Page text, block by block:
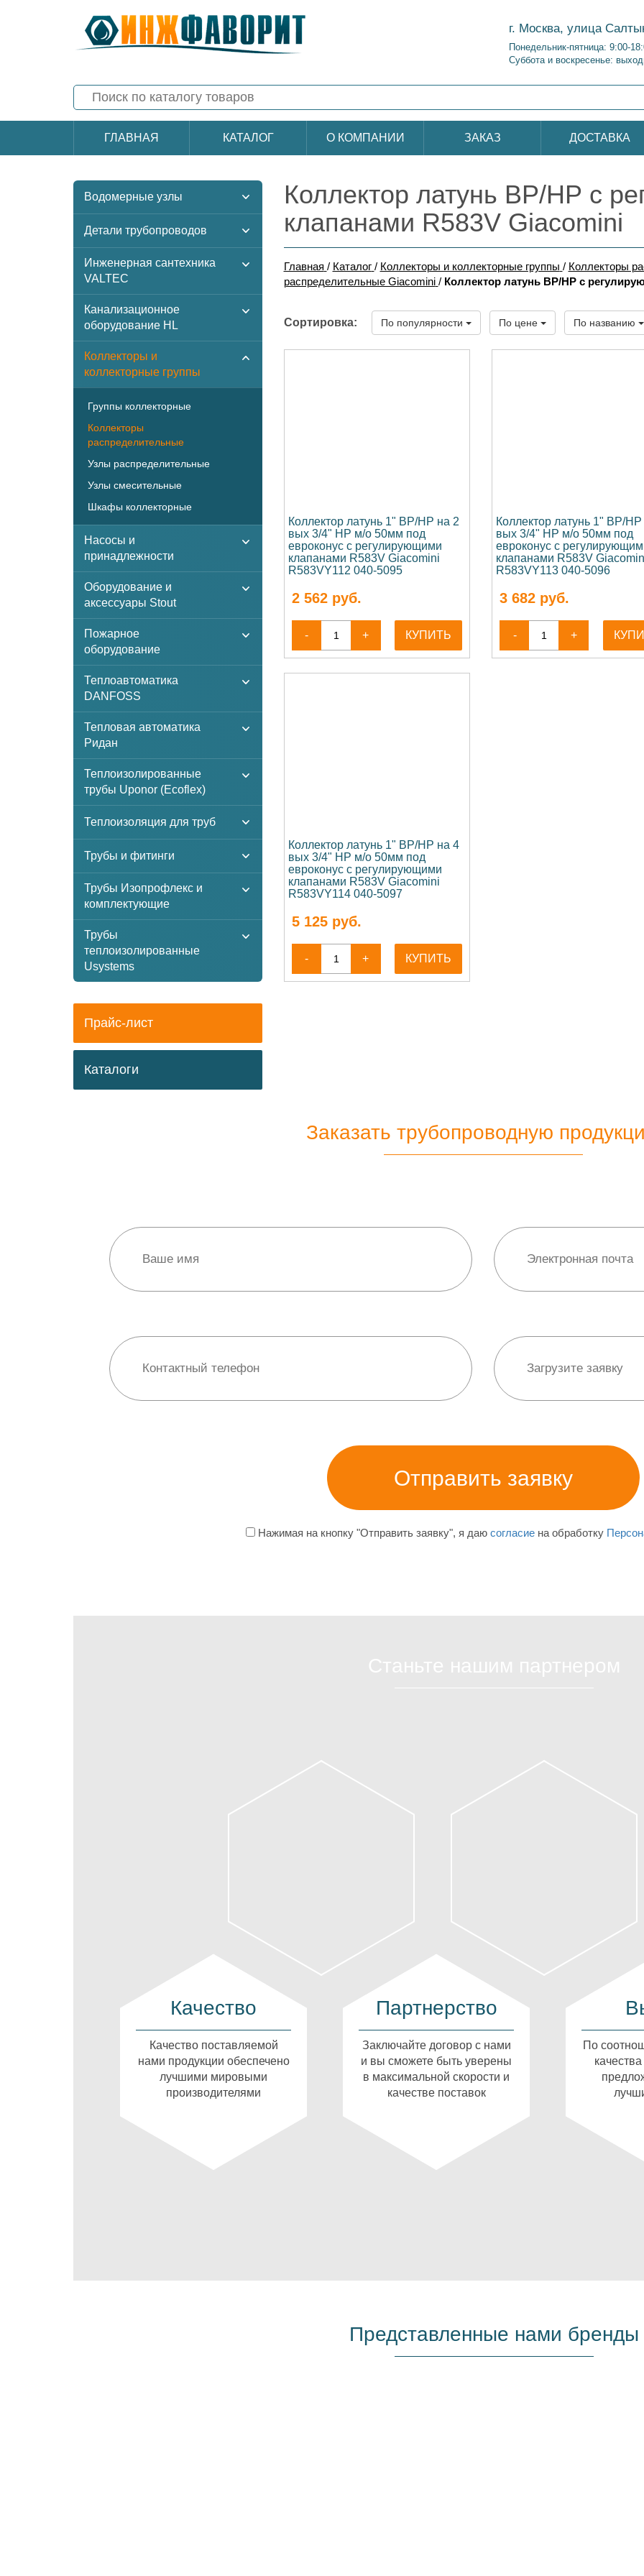
г. Москва, улица
Понедельник-пятница: 9:00-
Суббота и воскресенье:
ГЛАВНАЯ КАТАЛОГ О КОМПАНИИ ЗАКАЗ ДОСТАВКА
Водомерные узлы
Детали трубопроводов
Инженерная сантехника
VALTEC
Канализационное
оборудование HL
Коллекторы и
коллекторные группы
Группы коллекторные
Коллекторы
распределительные
Узлы распределительные
Узлы смесительные
Шкафы коллекторные
Насосы и
принадлежности
Оборудование и
аксессуары Stout
Пожарное
оборудование
Теплоавтоматика
DANFOSS
Тепловая автоматика
Ридан
Теплоизолированные
трубы Uponor (Ecoflex)
Теплоизоляция для труб
Трубы и фитинги
Трубы Изопрофлекс и
комплектующие
Трубы
теплоизолированные
Usystems
Прайс-лист
Каталоги
Коллектор латунь ВР/НР с
клапанами R583V Giacomini
Главная / Каталог / Коллекторы и коллекторные группы / Коллекторы
распределительные Giacomini / Коллектор латунь ВР/НР с
Сортировка: По популярности По цене По названию
Коллектор латунь 1" ВР/НР на 2
вых 3/4" НР м/о 50мм под
евроконус с регулирующими
клапанами R583V Giacomini
R583VY112 040-5095
2 562руб.
- + КУПИТЬ
Коллектор латунь 1" ВР/НР
вых 3/4" НР м/о 50мм под
евроконус с
клапанами R583V
R583VY113 040-5096
3 682 руб.
- +
Коллектор латунь 1" ВР/НР на 4
вых 3/4" НР м/о 50мм под
евроконус с регулирующими
клапанами R583V Giacomini
R583VY114 040-5097
5 125руб.
- + КУПИТЬ
Заказать трубопроводную
Нажимая на кнопку "Отправить заявку", я даю согласиена обработку
Качество
Качество поставляемой
нами продукции обеспечено
лучшими мировыми
производителями
Партнерство
Заключайте договор с нами
и вы сможете быть уверены
в максимальной скорости и
качестве поставок
По
Представленные нами бренды